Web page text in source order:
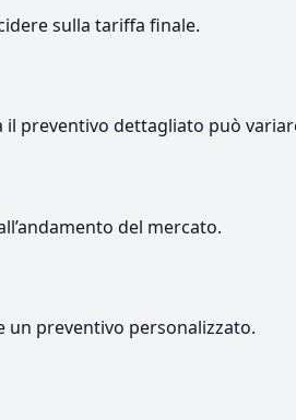
sulla tariffa finale.
preventivo dettagliato può
del mercato.
un preventivo personalizzato.